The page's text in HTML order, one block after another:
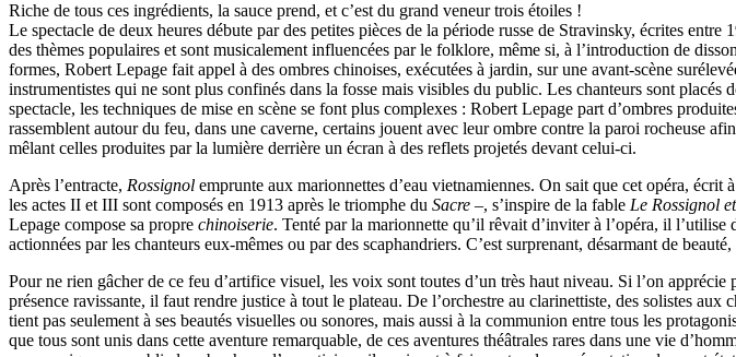
Riche de tous ces ingrédients, la sauce prend, et c’est du grand veneur trois étoiles !
Le spectacle de deux heures débute par des petites pièces de la période russe de Stravinsky, écrites entre
des thèmes populaires et sont musicalement influencées par le folklore, même si, à l’introduction de
formes, Robert Lepage fait appel à des ombres chinoises, exécutées à jardin, sur une avant-scène
instrumentistes qui ne sont plus confinés dans la fosse mais visibles du public. Les chanteurs sont
spectacle, les techniques de mise en scène se font plus complexes : Robert Lepage part d’ombres
rassemblent autour du feu, dans une caverne, certains jouent avec leur ombre contre la paroi rocheuse
mêlant celles produites par la lumière derrière un écran à des reflets projetés devant celui-ci.
Après l’entracte, Rossignol emprunte aux marionnettes d’eau vietnamiennes. On sait que cet opéra,
les actes II et III sont composés en 1913 après le triomphe du Sacre –, s’inspire de la fable Le Rossignol
Lepage compose sa propre chinoiserie. Tenté par la marionnette qu’il rêvait d’inviter à l’opéra, il
actionnées par les chanteurs eux-mêmes ou par des scaphandriers. C’est surprenant, désarmant de
Pour ne rien gâcher de ce feu d’artifice visuel, les voix sont toutes d’un très haut niveau. Si l’on
présence ravissante, il faut rendre justice à tout le plateau. De l’orchestre au clarinettiste, des solistes
tient pas seulement à ses beautés visuelles ou sonores, mais aussi à la communion entre tous les
que tous sont unis dans cette aventure remarquable, de ces aventures théâtrales rares dans une vie